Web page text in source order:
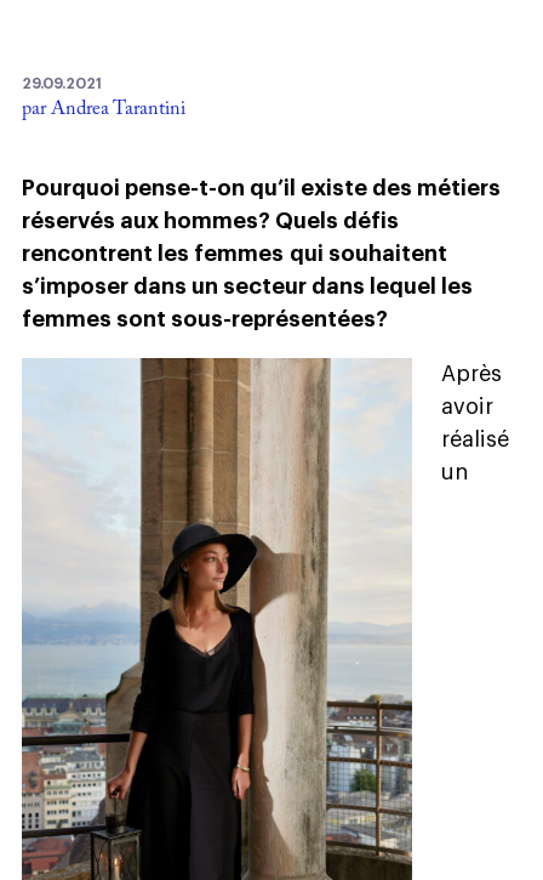
29.09.2021
par Andrea Tarantini
Pourquoi pense-t-on qu’il existe des métiers
réservés aux hommes? Quels défis
rencontrent les femmes qui souhaitent
s’imposer dans un secteur dans lequel les
femmes sont sous-représentées?
Après
avoir
réalisé
un